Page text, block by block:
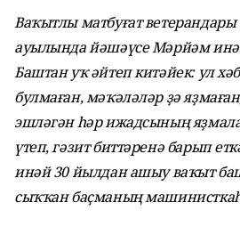
Ваҡытлы матбуғат
ауылында йәшәүсе Мәрйәм
Баштан уҡ әйтеп китәйек: ул
булмаған, мәҡәләләр ҙә
эшләгән һәр ижадсының
үтеп, гәзит биттәренә барып
инәй 30 йылдан ашыу ваҡыт
сыҡҡан баҫманың